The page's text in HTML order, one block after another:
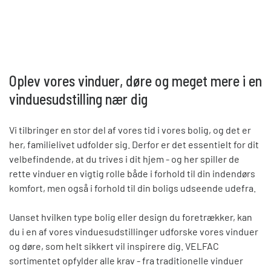
Oplev vores vinduer, døre og meget mere i en
vinduesudstilling nær dig
Vi tilbringer en stor del af vores tid i vores bolig, og det er
her, familielivet udfolder sig. Derfor er det essentielt for dit
velbefindende, at du trives i dit hjem - og her spiller de
rette vinduer en vigtig rolle både i forhold til din indendørs
komfort, men også i forhold til din boligs udseende udefra.
Uanset hvilken type bolig eller design du foretrækker, kan
du i en af vores vinduesudstillinger udforske vores vinduer
og døre, som helt sikkert vil inspirere dig. VELFAC
sortimentet opfylder alle krav - fra traditionelle vinduer